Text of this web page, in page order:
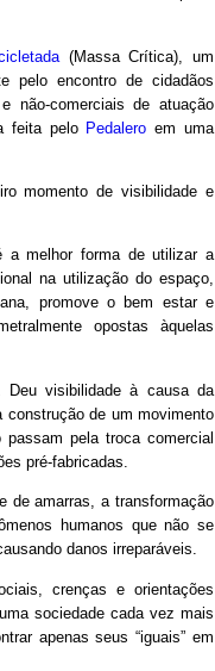
(Massa Crítica), um
pelo encontro de cidadãos
não-comerciais de atuação
feita pelo Pedalero em uma
momento de visibilidade e
a melhor forma de utilizar a
na utilização do espaço,
promove o bem estar e
opostas àquelas
visibilidade à causa da
construção de um movimento
pela troca comercial
pré-fabricadas.
de amarras, a transformação
humanos que não se
danos irreparáveis.
crenças e orientações
sociedade cada vez mais
apenas seus “iguais” em